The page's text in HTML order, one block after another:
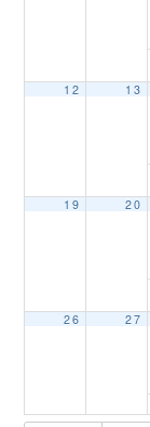
12 13
19 20
26 27